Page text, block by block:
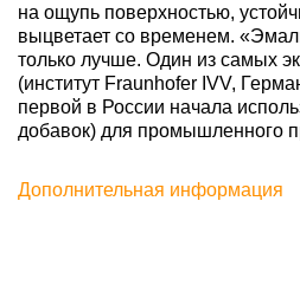
на ощупь поверхностью,
выцветает со временем.
только лучше. Один из самых
(институт Fraunhofer IVV,
первой в России начала
добавок) для промышленного
Дополнительная информация